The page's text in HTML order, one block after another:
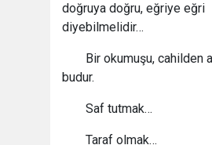
doğruya doğru, eğriye eğri
diyebilmelidir…
Bir okumuşu, cahilden
budur.
Saf tutmak…
Taraf olmak…